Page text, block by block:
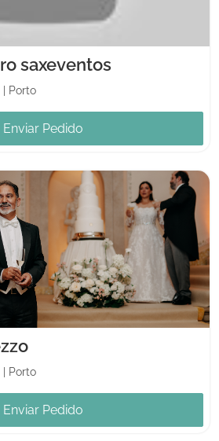
saxeventos
Porto
Enviar Pedido
Porto
Enviar Pedido